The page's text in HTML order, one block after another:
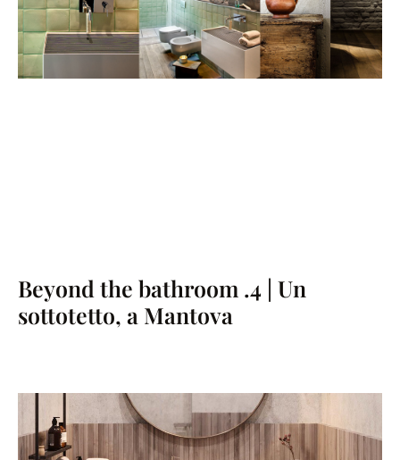
Beyond the bathroom .4 | Un
sottotetto, a Mantova